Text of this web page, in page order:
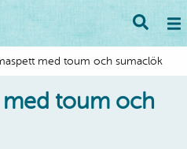
med toum och sumaclök
med toum och